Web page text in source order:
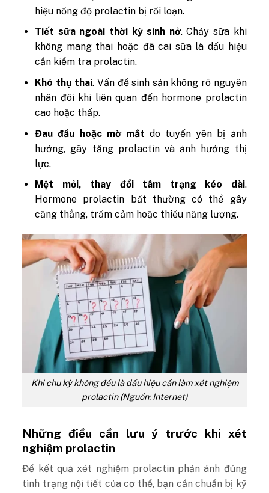
hiệu nồng độ prolactin bị rối loạn.
Tiết sữa ngoài thời kỳ sinh nở. Chảy sữa khi
không mang thai hoặc đã cai sữa là dấu hiệu
cần kiểm tra prolactin.
Khó thụ thai. Vấn đề sinh sản không rõ nguyên
nhân đôi khi liên quan đến hormone prolactin
cao hoặc thấp.
Đau đầu hoặc mờ mắt do tuyến yên bị ảnh
hưởng, gây tăng prolactin và ảnh hưởng thị
lực.
Mệt mỏi, thay đổi tâm trạng kéo dài.
Hormone prolactin bất thường có thể gây
căng thẳng, trầm cảm hoặc thiếu năng lượng.
Khi chu kỳ không đều là dấu hiệu cần làm xét nghiệm
prolactin (Nguồn: Internet)
Những điều cần lưu ý trước khi xét
nghiệm prolactin
Để kết quả xét nghiệm prolactin phản ánh đúng
tình trạng nội tiết của cơ thể, bạn cần chuẩn bị kỹ